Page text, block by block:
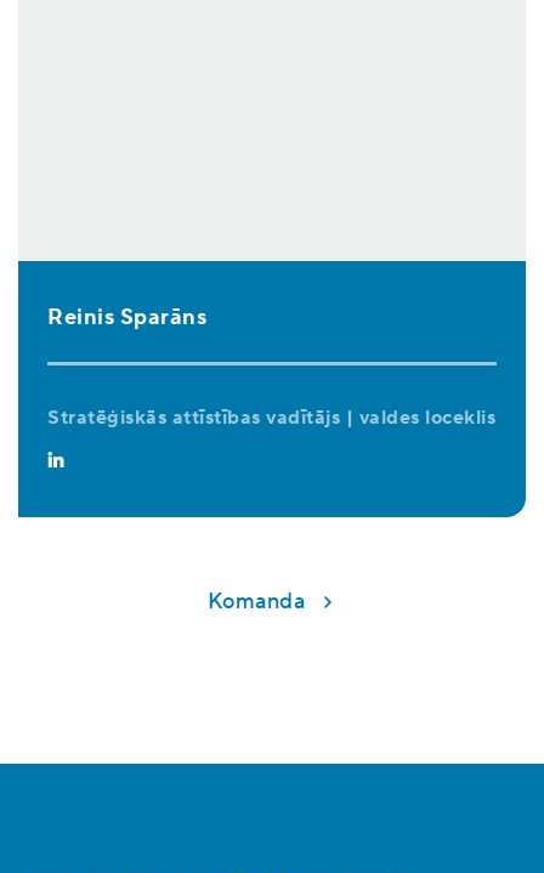
Reinis Sparāns
Stratēģiskās attīstības vadītājs | valdes loceklis
Komanda